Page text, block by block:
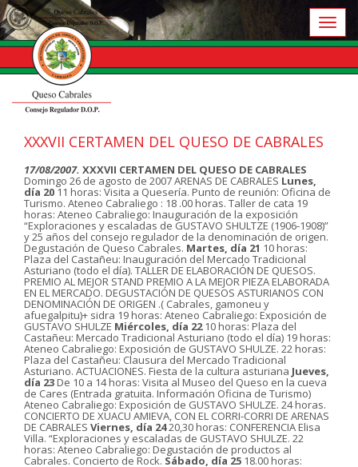
Toggle
XXXVII CERTAMEN DEL QUESO DE CABRALES
17/08/2007. XXXVII CERTAMEN DEL QUESO DE CABRALES
Domingo 26 de agosto de 2007 ARENAS DE CABRALES Lunes,
día 2011 horas: Visita a Quesería. Punto de reunión: Oficina de
Turismo. Ateneo Cabraliego : 18 .00 horas. Taller de cata 19
horas: Ateneo Cabraliego: Inauguración de la exposición
“Exploraciones y escaladas de GUSTAVO SHULTZE (1906-1908)”
y 25 años del consejo regulador de la denominación de origen.
Degustación de Queso Cabrales. Martes, día 21 10 horas:
Plaza del Castañeu: Inauguración del Mercado Tradicional
Asturiano (todo el día). TALLER DE ELABORACIÓN DE QUESOS.
PREMIO AL MEJOR STAND PREMIO A LA MEJOR PIEZA ELABORADA
EN EL MERCADO. DEGUSTACIÓN DE QUESOS ASTURIANOS CON
DENOMINACIÓN DE ORIGEN .( Cabrales, gamoneu y
afuegalpitu)+ sidra 19 horas: Ateneo Cabraliego: Exposición de
GUSTAVO SHULZE Miércoles, día 2210 horas: Plaza del
Castañeu: Mercado Tradicional Asturiano (todo el día) 19 horas:
Ateneo Cabraliego: Exposición de GUSTAVO SHULZE. 22 horas:
Plaza del Castañeu: Clausura del Mercado Tradicional
Asturiano. ACTUACIONES. Fiesta de la cultura asturiana Jueves,
día 23De 10 a 14 horas: Visita al Museo del Queso en la cueva
de Cares (Entrada gratuita. Información Oficina de Turismo)
Ateneo Cabraliego: Exposición de GUSTAVO SHULZE. 24 horas.
CONCIERTO DE XUACU AMIEVA, CON EL CORRI-CORRI DE ARENAS
DE CABRALES Viernes, día 2420,30 horas: CONFERENCIA Elisa
Villa. “Exploraciones y escaladas de GUSTAVO SHULZE. 22
horas: Ateneo Cabraliego: Degustación de productos al
Cabrales. Concierto de Rock. Sábado, día 25 18.00 horas: